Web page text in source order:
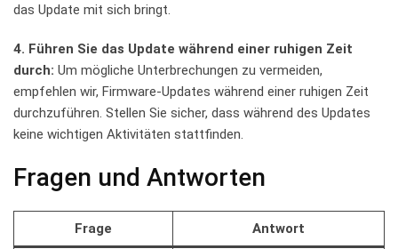
das ‌Update⁤ mit sich bringt.
4. Führen Sie das ⁣Update während einer​ ruhigen‍ Zeit
durch: ⁤Um‍ mögliche Unterbrechungen zu ‌vermeiden,⁣
empfehlen wir, Firmware-Updates während einer ruhigen Zeit
durchzuführen. Stellen Sie sicher, ⁢dass während des Updates
keine wichtigen Aktivitäten stattfinden.
Fragen und Antworten
Frage Antwort